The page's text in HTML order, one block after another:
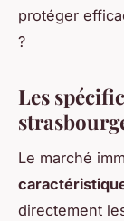
protéger
?
Les
Le marché
directement